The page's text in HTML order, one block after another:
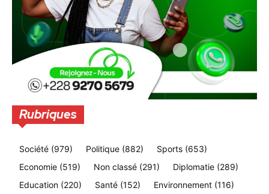
Rubriques
Société (979) Politique (882) Sports (653)
Economie (519) Non classé (291) Diplomatie (289)
Education (220) Santé (152) Environnement (116)